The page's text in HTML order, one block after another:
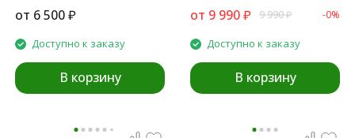
от 6 500₽
Доступно к заказу
В корзину
от 9 990₽ 9 990₽ -0%
Доступно к заказу
В корзину